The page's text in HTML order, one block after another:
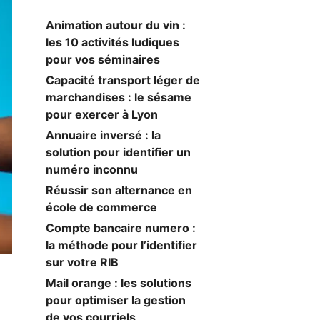
Animation autour du vin :
les 10 activités ludiques
pour vos séminaires
Capacité transport léger de
marchandises : le sésame
pour exercer à Lyon
Annuaire inversé : la
solution pour identifier un
numéro inconnu
Réussir son alternance en
école de commerce
Compte bancaire numero :
la méthode pour l’identifier
sur votre RIB
Mail orange : les solutions
pour optimiser la gestion
de vos courriels